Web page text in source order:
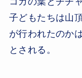
子どもたちは山
が行われたのか
とされる。